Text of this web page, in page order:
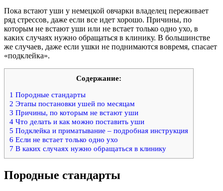
Пока встают уши у немецкой овчарки владелец переживает
ряд стрессов, даже если все идет хорошо. Причины, по
которым не встают уши или не встает только одно ухо, в
каких случаях нужно обращаться в клинику. В большинстве
же случаев, даже если ушки не поднимаются вовремя, спасает
«подклейка».
Содержание:
1 Породные стандарты
2 Этапы постановки ушей по месяцам
3 Причины, по которым не встают уши
4 Что делать и как можно поставить уши
5 Подклейка и приматывание – подробная инструкция
6 Если не встает только одно ухо
7 В каких случаях нужно обращаться в клинику
Породные стандарты